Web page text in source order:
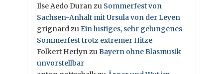
Ilse Aedo Duranzu Sommerfest von
Sachsen-Anhalt mit Ursula von der Leyen
grignardzuEin lustiges, sehr gelungenes
Sommerfest trotz extremer Hitze
Folkert HerlynzuBayern ohne Blasmusik
unvorstellbar